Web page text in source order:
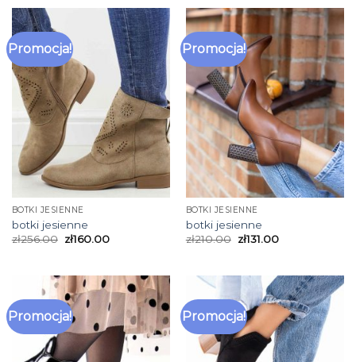
Promocja!
BOTKI JESIENNE
botki jesienne
zł256.00 zł160.00
Promocja!
BOTKI JESIENNE
botki jesienne
zł210.00 zł131.00
Promocja! Promocja!